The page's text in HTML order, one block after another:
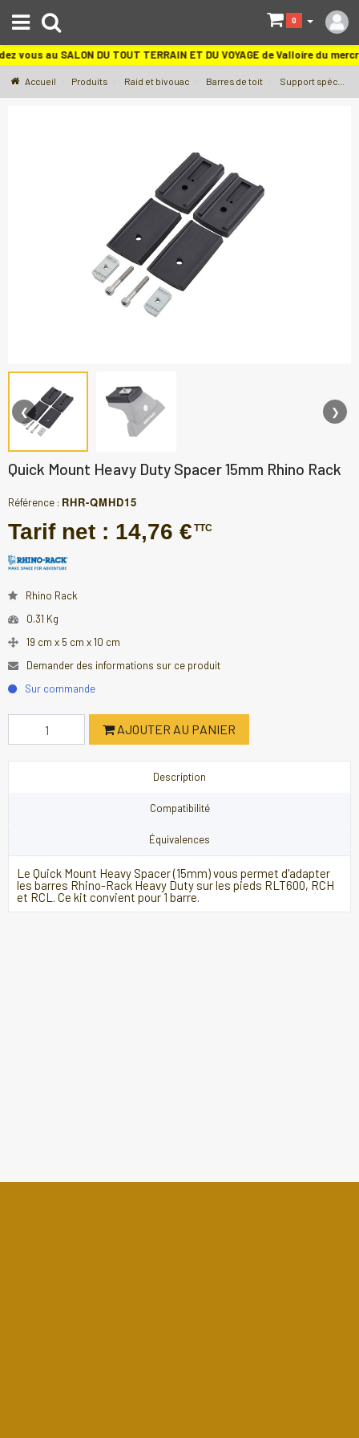
vous au SALON DU TOUT TERRAIN ET DU VOYAGE de Valloire du
0
Accueil Produits Raid et bivouac Barres de toit Support spécifique barre de toit
❮ ❯
Quick Mount Heavy Duty Spacer 15mm Rhino Rack
Référence : RHR-QMHD15
Tarif net : 14,76 € TTC
Rhino Rack
0.31 Kg
19 cm x 5 cm x 10 cm
Demander des informations sur ce produit
Sur commande
AJOUTER AU PANIER
Description
Compatibilité
Équivalences
Le Quick Mount Heavy Spacer (15mm) vous permet d'adapter
les barres Rhino-Rack Heavy Duty sur les pieds RLT600, RCH
et RCL. Ce kit convient pour 1 barre.